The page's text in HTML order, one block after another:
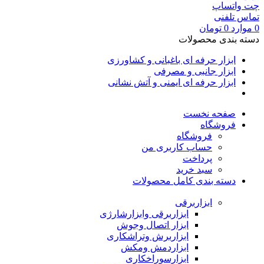
چت واتساپ
تماس تلفنی
0 موارد 0 تومان
دسته بندی محصولات
ابزار حرفه ای باغبانی و کشاورزی
ابزار جانبی و مصرفی
ابزار حرفه ای ایمنی و آتش نشانی
صفحه نخست
فروشگاه
فروشگاه
حساب کاربری من
پرداخت
سبد خرید
دسته بندی کامل محصولات
ابزاربرقی
ابزاربرقی وابزارشارژی
ابزار اتصال وجوش
ابزاربرش وتراشکاری
ابزاردمش ومکش
ابزارسوراخکاری